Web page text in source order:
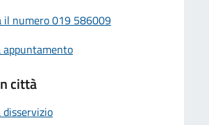
il numero 019 586009
appuntamento
città
disservizio